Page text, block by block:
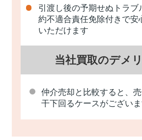
引渡し後の予期せぬトラブ
約不適合責任免除付きで安
いただけます
当社買取のデメ
仲介売却と比較すると、
干下回るケースがござい